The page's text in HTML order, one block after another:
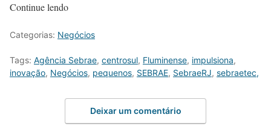
Continue lendo
Categorias: Negócios
Tags: Agência Sebrae, centrosul, Fluminense, impulsiona,
inovação, Negócios, pequenos, SEBRAE, SebraeRJ, sebraetec,
Deixar um comentário